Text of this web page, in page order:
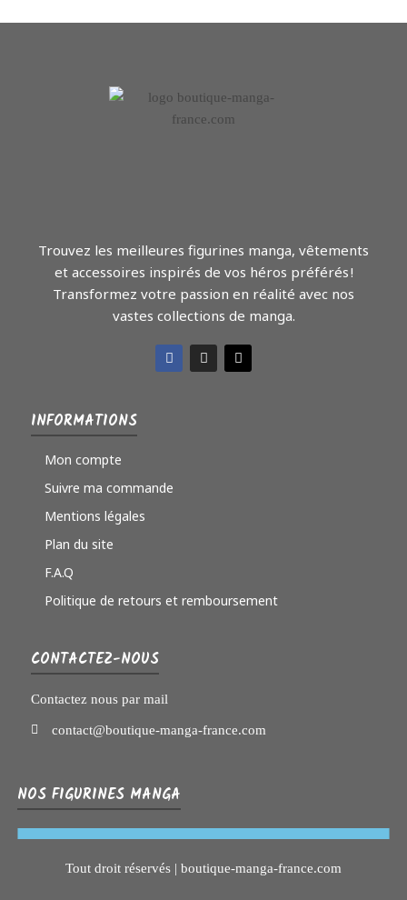
Trouvez les meilleures figurines manga, vêtements
et accessoires inspirés de vos héros préférés !
Transformez votre passion en réalité avec nos
vastes collections de manga.
INFORMATIONS
Mon compte
Suivre ma commande
Mentions légales
Plan du site
F.A.Q
Politique de retours et remboursement
CONTACTEZ-NOUS
Contactez nous par mail
contact@boutique-manga-france.com
NOS FIGURINES MANGA
Tout droit réservés | boutique-manga-france.com